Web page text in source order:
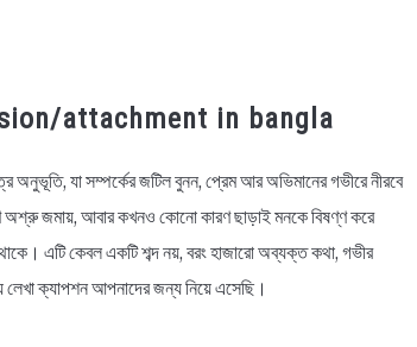
attachment in bangla
অনুভূতি, যা সম্পর্কের জটিল বুনন, প্রেম আর অভিমানের গভীরে নীরবে
অশ্রু জমায়, আবার কখনও কোনো কারণ ছাড়াই মনকে বিষণ্ণ করে
এটি কেবল একটি শব্দ নয়, বরং হাজারো অব্যক্ত কথা, গভীর
লেখা ক্যাপশন আপনাদের জন্য নিয়ে এসেছি।